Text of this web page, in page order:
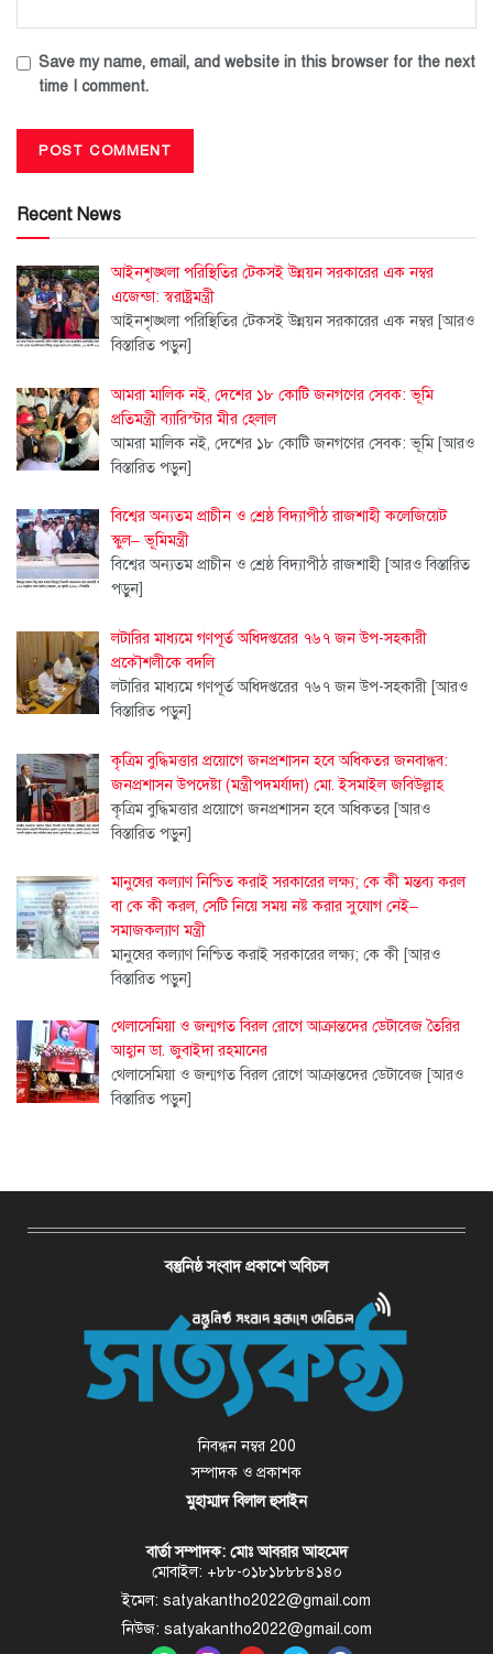
Save my name, email, and website in this browser for the next
time I comment.
Recent News
আইনশৃঙ্খলা পরিস্থিতির টেকসই উন্নয়ন সরকারের এক নম্বর
এজেন্ডা: স্বরাষ্ট্রমন্ত্রী
আইনশৃঙ্খলা পরিস্থিতির টেকসই উন্নয়ন সরকারের এক নম্বর [আরও
বিস্তারিত পড়ুন]
আমরা মালিক নই, দেশের ১৮ কোটি জনগণের সেবক: ভূমি
প্রতিমন্ত্রী ব্যারিস্টার মীর হেলাল
আমরা মালিক নই, দেশের ১৮ কোটি জনগণের সেবক: ভূমি [আরও
বিস্তারিত পড়ুন]
বিশ্বের অন্যতম প্রাচীন ও শ্রেষ্ঠ বিদ্যাপীঠ রাজশাহী কলেজিয়েট
স্কুল– ভূমিমন্ত্রী
বিশ্বের অন্যতম প্রাচীন ও শ্রেষ্ঠ বিদ্যাপীঠ রাজশাহী [আরও বিস্তারিত
পড়ুন]
লটারির মাধ্যমে গণপূর্ত অধিদপ্তরের ৭৬৭ জন উপ-সহকারী
প্রকৌশলীকে বদলি
লটারির মাধ্যমে গণপূর্ত অধিদপ্তরের ৭৬৭ জন উপ-সহকারী [আরও
বিস্তারিত পড়ুন]
কৃত্রিম বুদ্ধিমত্তার প্রয়োগে জনপ্রশাসন হবে অধিকতর জনবান্ধব:
জনপ্রশাসন উপদেষ্টা (মন্ত্রীপদমর্যাদা) মো. ইসমাইল জবিউল্লাহ
কৃত্রিম বুদ্ধিমত্তার প্রয়োগে জনপ্রশাসন হবে অধিকতর [আরও
বিস্তারিত পড়ুন]
মানুষের কল্যাণ নিশ্চিত করাই সরকারের লক্ষ্য; কে কী মন্তব্য করল
বা কে কী করল, সেটি নিয়ে সময় নষ্ট করার সুযোগ নেই–
সমাজকল্যাণ মন্ত্রী
মানুষের কল্যাণ নিশ্চিত করাই সরকারের লক্ষ্য; কে কী [আরও
বিস্তারিত পড়ুন]
থেলাসেমিয়া ও জন্মগত বিরল রোগে আক্রান্তদের ডেটাবেজ তৈরির
আহ্বান ডা. জুবাইদা রহমানের
থেলাসেমিয়া ও জন্মগত বিরল রোগে আক্রান্তদের ডেটাবেজ [আরও
বিস্তারিত পড়ুন]
বস্তুনিষ্ঠ সংবাদ প্রকাশে অবিচল
নিবন্ধন নম্বর 200
সম্পাদক ও প্রকাশক
মুহাম্মাদ বিলাল হুসাইন
বার্তা সম্পাদক: মোঃ আবরার আহমেদ
মোবাইল: +৮৮-০১৮১৮৮৮৪১৪০
ইমেল: satyakantho2022@gmail.com
নিউজ: satyakantho2022@gmail.com